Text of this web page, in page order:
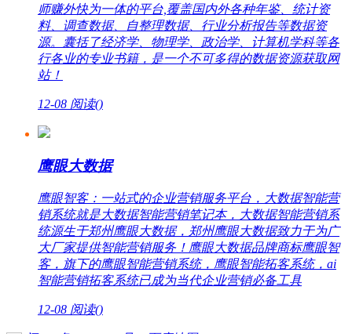
师赚外快为一体的平台,覆盖国内外各种年鉴、统计资
料、调查数据、自整理数据、行业分析报告等数据资
源。囊括了经济学、物理学、政治学、计算机学科等各
行各业的专业书籍，是一个不可多得的数据资源获取网
站！
12-08 阅读()
鹰眼大数据
鹰眼智客：一站式的企业营销服务平台，大数据智能营
销系统就是大数据智能营销笔记本，大数据智能营销系
统源生于郑州鹰眼大数据，郑州鹰眼大数据致力于为广
大厂家提供智能营销服务！鹰眼大数据品牌商标鹰眼智
客，旗下的鹰眼智能营销系统，鹰眼智能拓客系统，ai
智能营销拓客系统已成为当代企业营销必备工具
12-08 阅读()